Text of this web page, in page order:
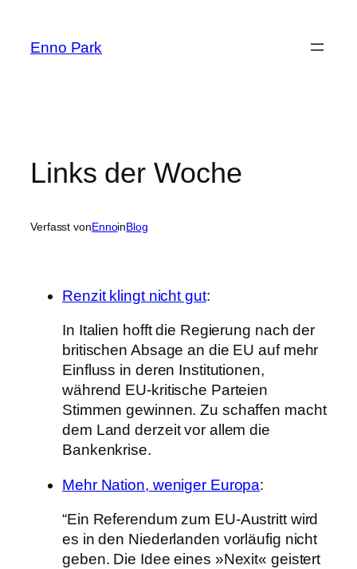
springen
Enno Park
Links der Woche
Verfasst vonEnnoinBlog
Renzit klingt nicht gut:
In Italien hofft die Regierung nach der
britischen Absage an die EU auf mehr
Einfluss in deren Institutionen,
während EU-kritische Parteien
Stimmen gewinnen. Zu schaffen macht
dem Land derzeit vor allem die
Bankenkrise.
Mehr Nation, weniger Europa:
“Ein Referendum zum EU-Austritt wird
es in den Niederlanden vorläufig nicht
geben. Die Idee eines »Nexit« geistert